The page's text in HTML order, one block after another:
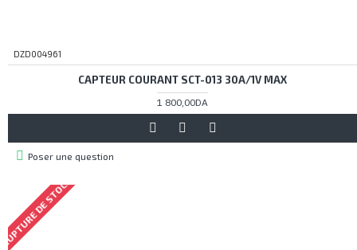
DZD004961
CAPTEUR COURANT SCT-013 30A/1V MAX
1 800,00DA
Poser une question
DE STOCK